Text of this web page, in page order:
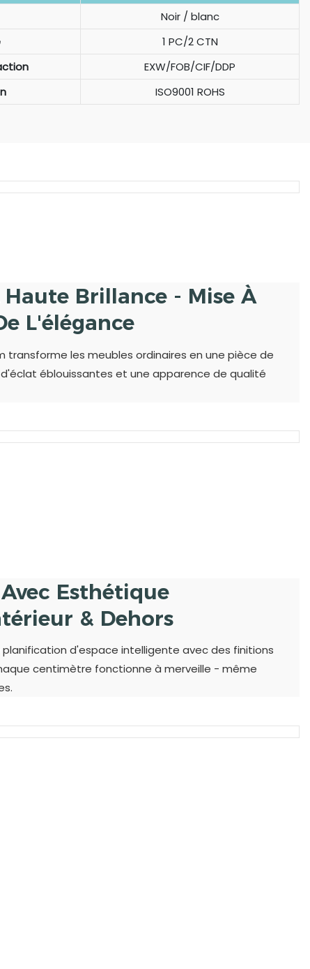
Noir / blanc
1 PC/2 CTN
EXW/FOB/CIF/DDP
ISO9001 ROHS
Brillance - Mise À
L'élégance
les meubles ordinaires en une pièce de
éblouissantes et une apparence de qualité
Esthétique
& Dehors
d'espace intelligente avec des finitions
centimètre fonctionne à merveille - même